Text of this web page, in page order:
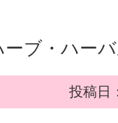
ーブ・ハー
投稿日